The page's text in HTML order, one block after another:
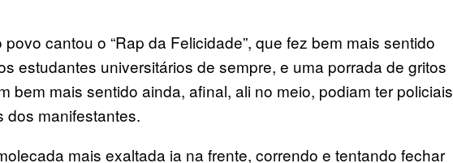
cantou o “Rap da Felicidade”, que fez bem mais sentido
estudantes universitários de sempre, e uma porrada de gritos
bem mais sentido ainda, afinal, ali no meio, podiam ter policiais
dos manifestantes.
mais exaltada ia na frente, correndo e tentando fechar